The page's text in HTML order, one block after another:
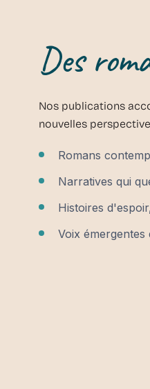
Des
Nos publications
nouvelles
Romans
Narratives qui
Histoires
Voix